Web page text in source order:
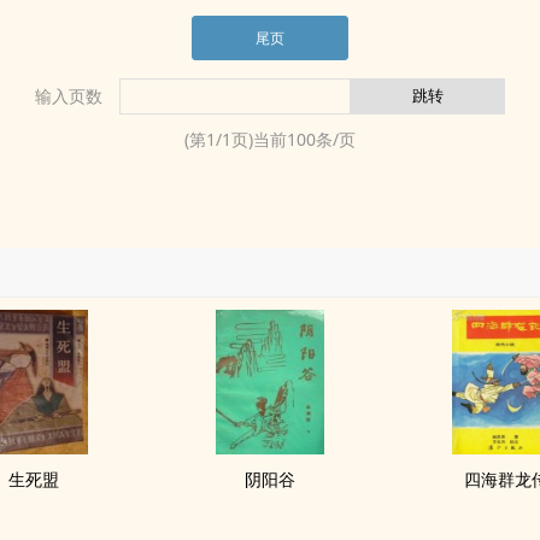
尾页
输入页数
(第1/1页)当前100条/页
生死盟 阴阳谷 四海群龙